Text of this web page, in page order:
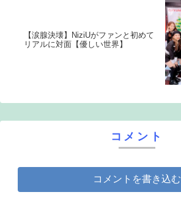
【涙腺決壊】NiziUがファンと初めて
リアルに対面【優しい世界】
コメント
コメントを書き込む